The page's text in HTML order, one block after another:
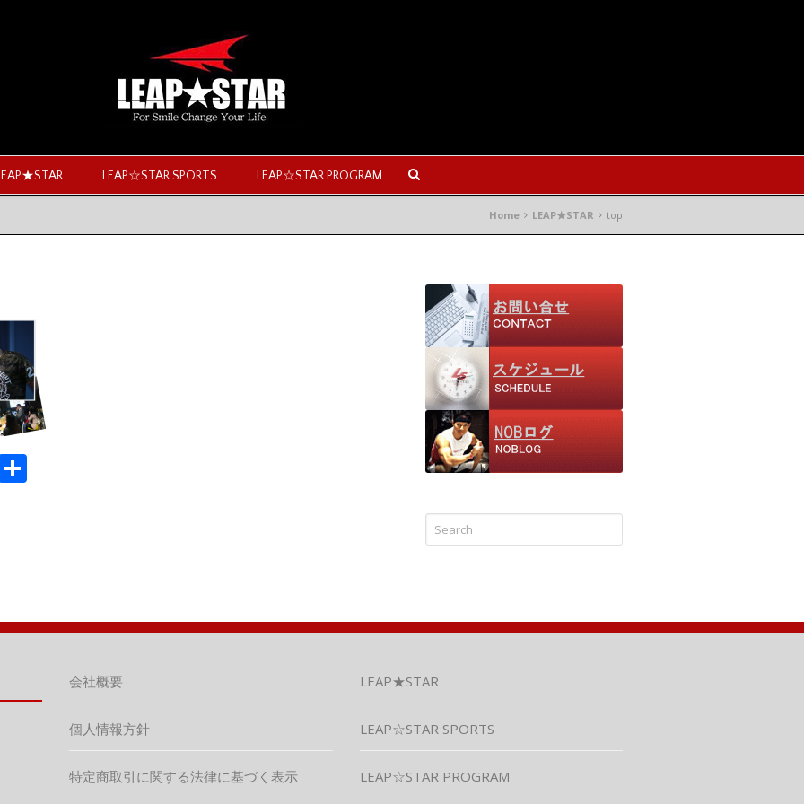
LEAP☆STAR SPORTS LEAP☆STAR PROGRAM
Home LEAP★STAR top
会社概要
個人情報方針
特定商取引に関する法律に基づく表示
LEAP★STAR
LEAP☆STAR SPORTS
LEAP☆STAR PROGRAM